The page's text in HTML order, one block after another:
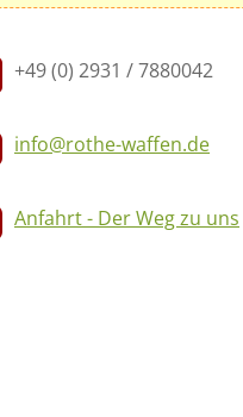
+49 (0) 2931 / 7880042
info@rothe-waffen.de
Anfahrt - Der Weg zu uns